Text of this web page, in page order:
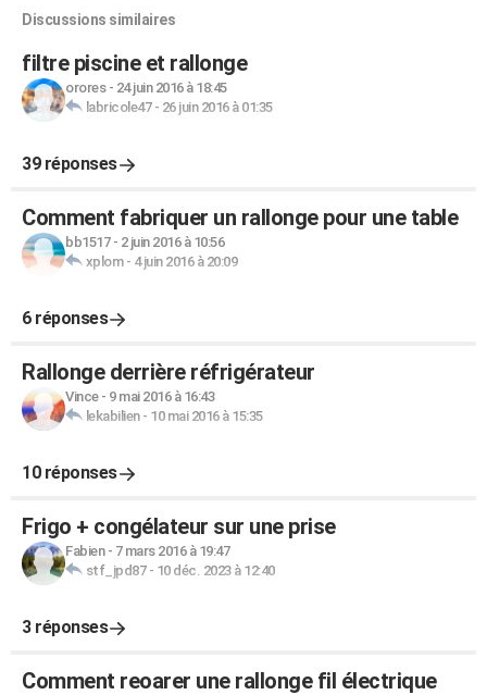
Discussions similaires
filtre piscine et rallonge
orores- 24 juin 2016 à 18:45
labricole47- 26 juin 2016 à 01:35
39 réponses
Comment fabriquer un rallonge pour une table
bb1517- 2 juin 2016 à 10:56
xplom- 4 juin 2016 à 20:09
6 réponses
Rallonge derrière réfrigérateur
Vince- 9 mai 2016 à 16:43
lekabilien- 10 mai 2016 à 15:35
10 réponses
Frigo + congélateur sur une prise
Fabien- 7 mars 2016 à 19:47
stf_jpd87- 10 déc. 2023 à 12:40
3 réponses
Comment reoarer une rallonge fil électrique